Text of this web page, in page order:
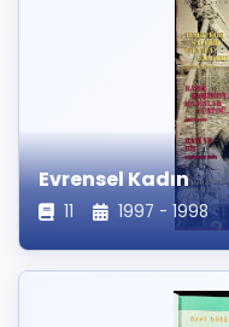
Evrensel Kadın
11 1997 - 1998